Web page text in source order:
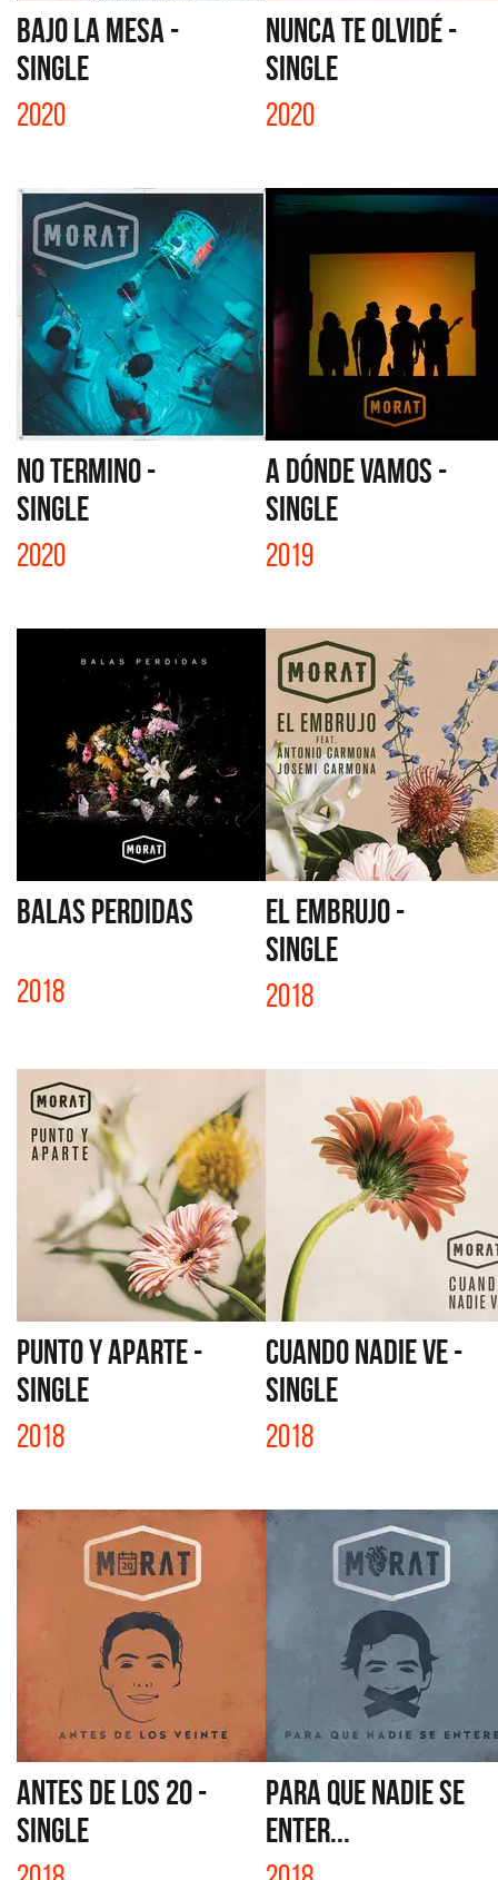
BAJO LA MESA -
SINGLE
2020
NUNCA TE OLVIDÉ -
SINGLE
2020
NO TERMINO -
SINGLE
2020
A DÓNDE VAMOS -
SINGLE
2019
BALAS PERDIDAS
2018
EL EMBRUJO -
SINGLE
2018
PUNTO Y APARTE -
SINGLE
2018
CUANDO NADIE VE -
SINGLE
2018
ANTES DE LOS 20 -
SINGLE
PARA QUE NADIE SE
ENTER...